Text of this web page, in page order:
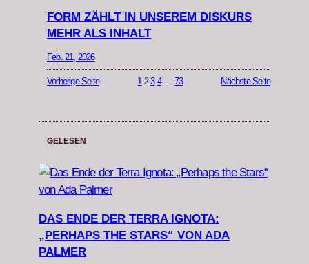
FORM ZÄHLT IN UNSEREM DISKURS
MEHR ALS INHALT
Feb. 21, 2026
Vorherige Seite 1 2 3 4 … 73 Nächste Seite
GELESEN
DAS ENDE DER TERRA IGNOTA:
„PERHAPS THE STARS“ VON ADA
PALMER